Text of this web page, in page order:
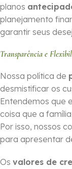
planos
planejamento
garantir seus
Transparência e
Nossa política de
desmistificar os
Entendemos que
coisa que a
Por isso, nossos
para apresentar
Os valores de